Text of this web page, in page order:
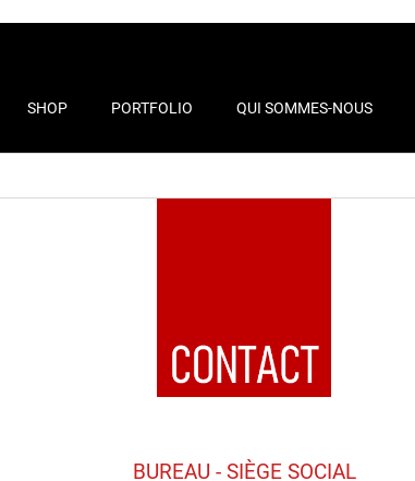
SHOP PORTFOLIO QUI SOMMES-NOUS
BUREAU - SIÈGE SOCIAL